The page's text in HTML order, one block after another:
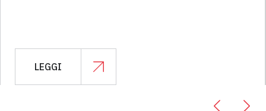
LEGGI